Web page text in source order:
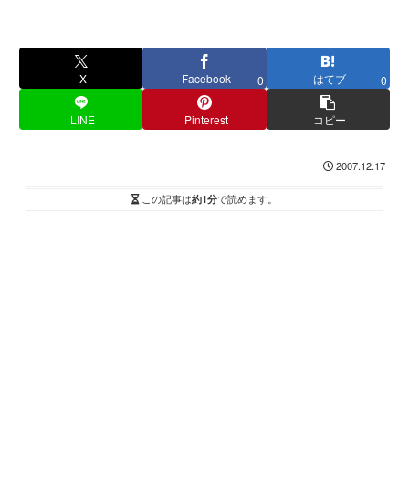
X Facebook 0 はてブ 0
LINE Pinterest コピー
2007.12.17
この記事は約1分で読めます。